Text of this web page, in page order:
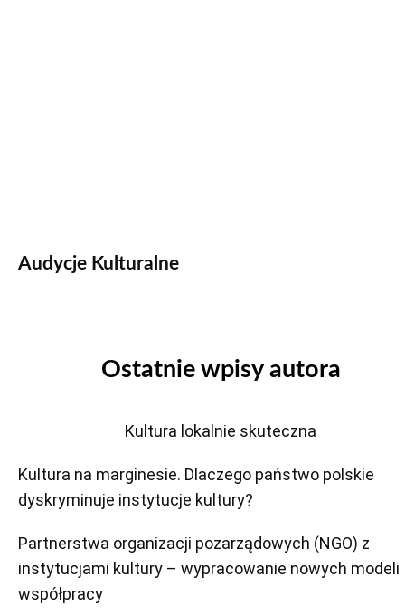
Audycje Kulturalne
Ostatnie wpisy autora
Kultura lokalnie skuteczna
Kultura na marginesie. Dlaczego państwo polskie
dyskryminuje instytucje kultury?
Partnerstwa organizacji pozarządowych (NGO) z
instytucjami kultury – wypracowanie nowych modeli
współpracy